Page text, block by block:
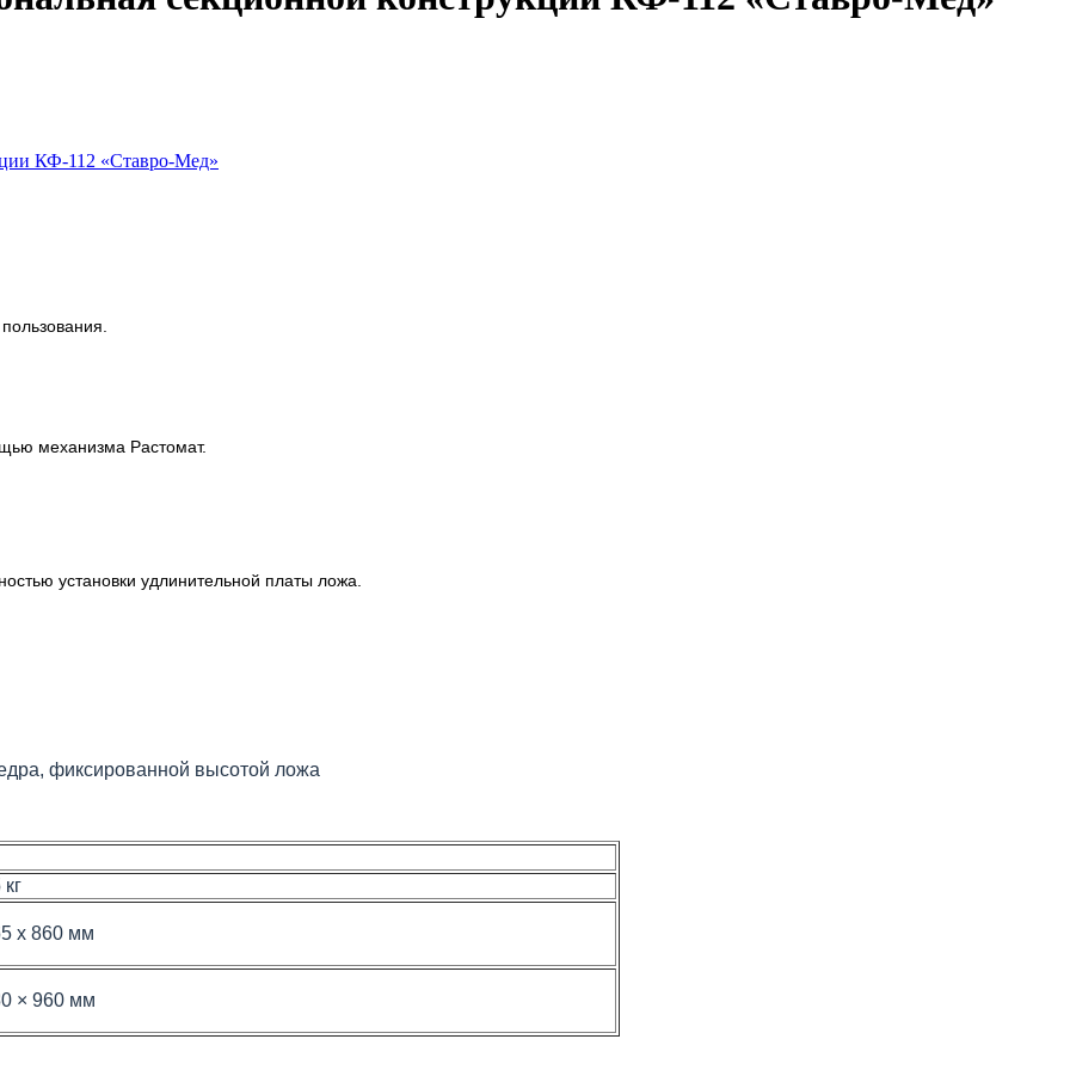
механизма Растомат.
установки удлинительной платы ложа.
фиксированной высотой ложа
х 860 мм
× 960 мм